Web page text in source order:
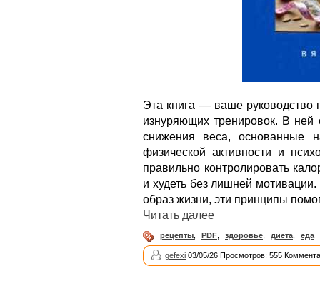
Эта книга — ваше руководство
изнуряющих тренировок. В
снижения веса, основанные
физической активности и
правильно контролировать
и худеть без лишней
образ жизни, эти принципы
Читать далее
рецепты, PDF, здоровье, диета, еда
gefexi 03/05/26 Просмотров: 555